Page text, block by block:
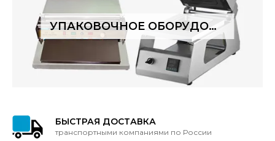
УПАКОВОЧНОЕ ОБОРУДОВАНИЕ
БЫСТРАЯ ДОСТАВКА
транспортными компаниями по России